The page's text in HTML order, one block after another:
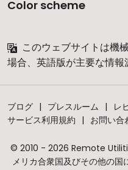
Color scheme
このウェブサイトは機
場合、英語版が主要な情報
ブログ プレスルーム
レ
サービス利用規約
お問い合
© 2010 - 2026 Remote
メリカ合衆国及びその他の